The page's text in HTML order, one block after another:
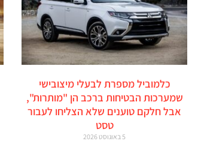
כלמוביל מספרת לבעלי מיצובישי
שמערכות הבטיחות ברכב הן "מותרות",
אבל חלקם טוענים שלא הצליחו לעבור
טסט
5 באוגוסט 2026